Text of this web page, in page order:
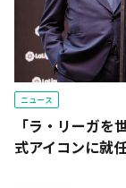
ニュース
「ラ・リーガ
式アイコンに就